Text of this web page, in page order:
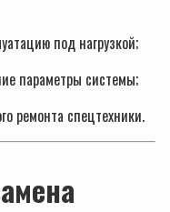
под нагрузкой;
параметры системы;
ремонта спецтехники.